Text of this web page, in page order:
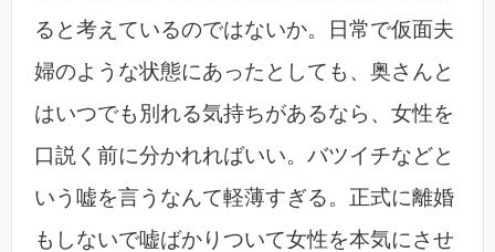
ると考えているのではないか。日常で仮面夫
婦のような状態にあったとしても、奥さんと
はいつでも別れる気持ちがあるなら、女性を
口説く前に分かれればいい。バツイチなどと
いう嘘を言うなんて軽薄すぎる。正式に離婚
もしないで嘘ばかりついて女性を本気にさせ